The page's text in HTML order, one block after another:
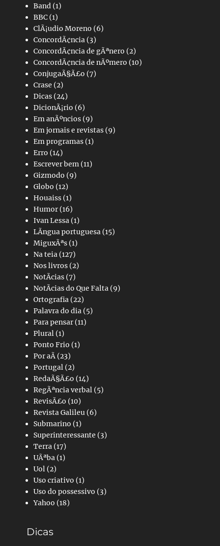
Band (1)
BBC (1)
ClÃ¡udio Moreno (6)
ConcordÃ¢ncia (3)
ConcordÃ¢ncia de gÃªnero (2)
ConcordÃ¢ncia de nÃºmero (10)
ConjugaÃ§Ã£o (7)
Crase (2)
Dicas (24)
DicionÃ¡rio (6)
Em anÃºncios (9)
Em jornais e revistas (9)
Em programas (1)
Erro (14)
Escrever bem (11)
Gizmodo (9)
Globo (12)
Houaiss (1)
Humor(16)
Ivan Lessa (1)
LÃ­ngua portuguesa (15)
MiguxÃªs (1)
Na teia (127)
Nos livros (2)
NotÃ­cias (7)
NotÃ­cias do Que Falta (9)
Ortografia (22)
Palavra do dia (5)
Para pensar(11)
Plural (1)
Ponto Frio (1)
Por aÃ­ (23)
Portugal (2)
RedaÃ§Ã£o (14)
RegÃªncia verbal (5)
RevisÃ£o (10)
Revista Galileu (6)
Submarino (1)
Superinteressante (3)
Terra (17)
UÃªba (1)
Uol (2)
Uso criativo (1)
Uso do possessivo (3)
Yahoo (18)
Dicas